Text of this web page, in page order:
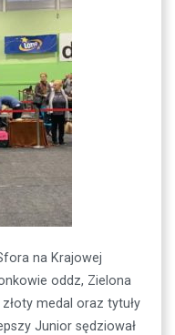
na Krajowej
oddz, Zielona
medal oraz tytuły
Junior sędziował